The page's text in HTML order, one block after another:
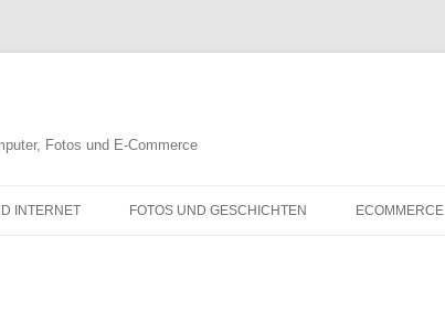
Fotos und E-Commerce
INTERNET FOTOS UND GESCHICHTEN ECOMMERCE